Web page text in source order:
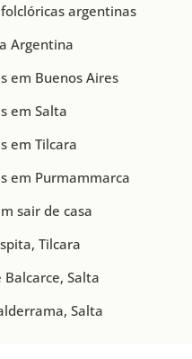
argentinas
Argentina
em Buenos Aires
em Salta
em Tilcara
em Purmammarca
sair de casa
Tilcara
Balcarce, Salta
Salta